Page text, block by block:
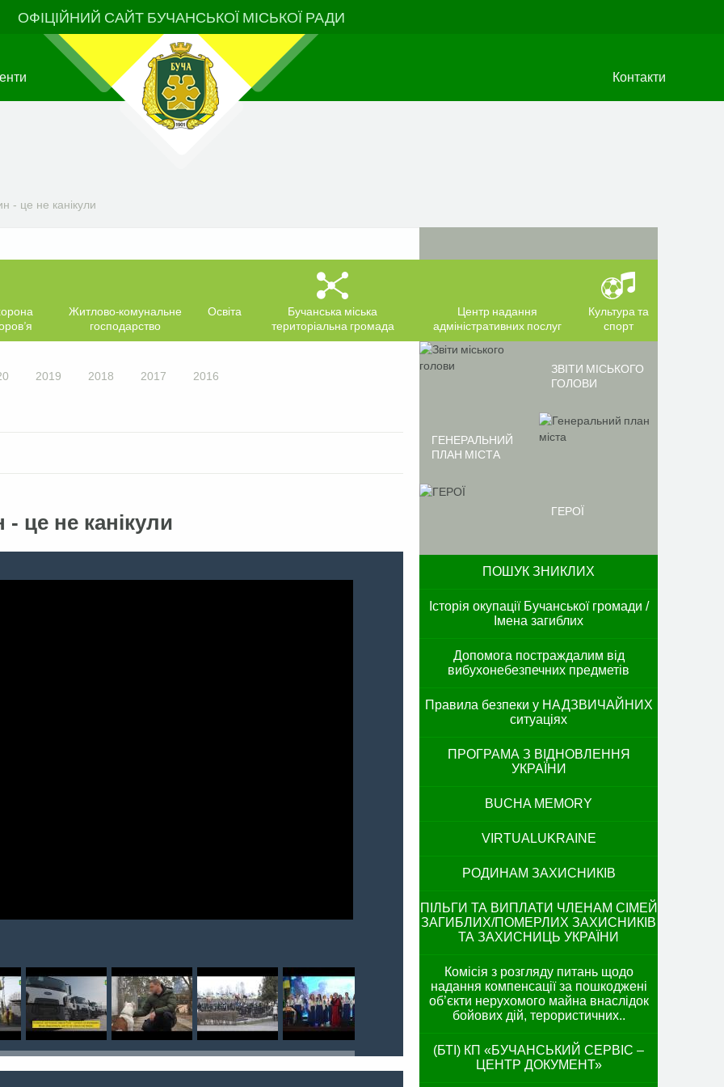
ОФІЦІЙНИЙ САЙТ БУЧАНСЬКОЇ МІСЬКОЇ РАДИ
Контакти
- це не канікули
Житлово-комунальне
господарство
Освіта
Бучанська міська
територіальна громада
Центр надання
адміністративних послуг
Культура та
спорт
2019 2018 2017 2016
це не канікули
ЗВІТИ МІСЬКОГО
ГОЛОВИ
ГЕНЕРАЛЬНИЙ
ПЛАН МІСТА
ГЕРОЇ
ПОШУК ЗНИКЛИХ
Історія окупації Бучанської громади /
Імена загиблих
Допомога постраждалим від
вибухонебезпечних предметів
Правила безпеки у НАДЗВИЧАЙНИХ
ситуаціях
ПРОГРАМА З ВІДНОВЛЕННЯ
УКРАЇНИ
BUCHA MEMORY
VIRTUALUKRAINE
РОДИНАМ ЗАХИСНИКІВ
ПІЛЬГИ ТА ВИПЛАТИ ЧЛЕНАМ СІМЕЙ
ЗАГИБЛИХ/ПОМЕРЛИХ ЗАХИСНИКІВ
ТА ЗАХИСНИЦЬ УКРАЇНИ
Комісія з розгляду питань щодо
надання компенсації за пошкоджені
об’єкти нерухомого майна внаслідок
бойових дій, терористичних..
(БТІ) КП «БУЧАНСЬКИЙ СЕРВІС –
ЦЕНТР ДОКУМЕНТ»